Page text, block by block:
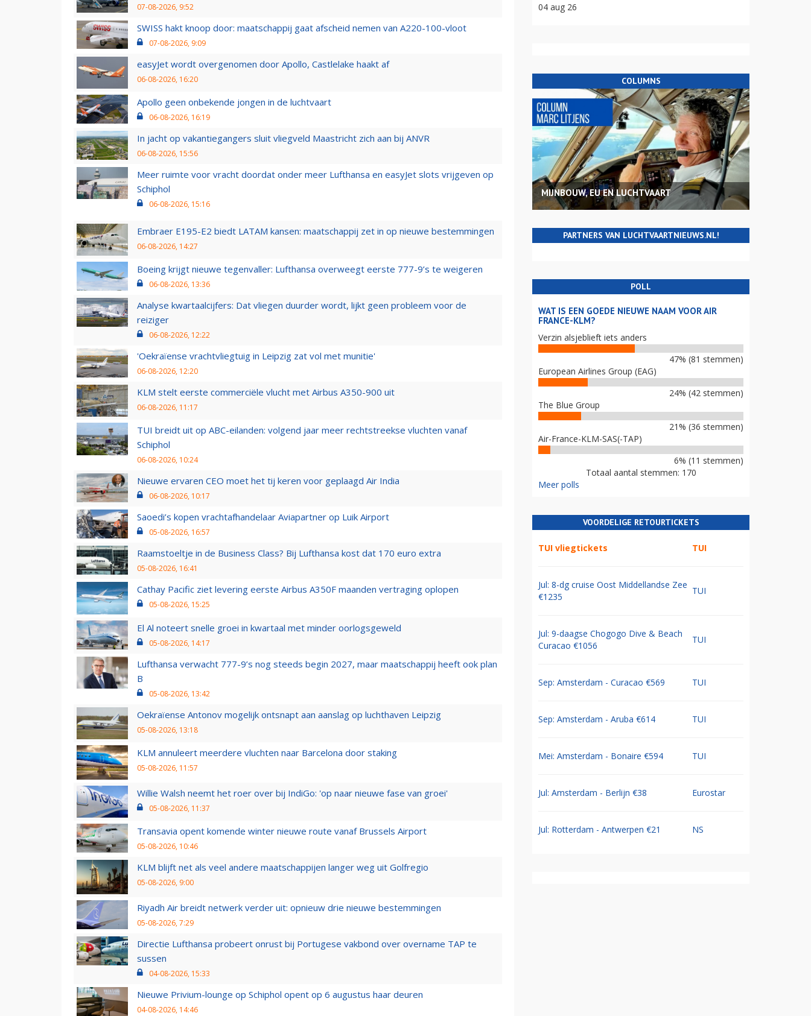
07-08-2026, 9:52
SWISS hakt knoop door: maatschappij gaat afscheid nemen van A220-100-vloot
07-08-2026, 9:09
easyJet wordt overgenomen door Apollo, Castlelake haakt af
06-08-2026, 16:20
Apollo geen onbekende jongen in de luchtvaart
06-08-2026, 16:19
In jacht op vakantiegangers sluit vliegveld Maastricht zich aan bij ANVR
06-08-2026, 15:56
Meer ruimte voor vracht doordat onder meer Lufthansa en easyJet slots vrijgeven op
Schiphol
06-08-2026, 15:16
Embraer E195-E2 biedt LATAM kansen: maatschappij zet in op nieuwe bestemmingen
06-08-2026, 14:27
Boeing krijgt nieuwe tegenvaller: Lufthansa overweegt eerste 777-9’s te weigeren
06-08-2026, 13:36
Analyse kwartaalcijfers: Dat vliegen duurder wordt, lijkt geen probleem voor de
reiziger
06-08-2026, 12:22
'Oekraïense vrachtvliegtuig in Leipzig zat vol met munitie'
06-08-2026, 12:20
KLM stelt eerste commerciële vlucht met Airbus A350-900 uit
06-08-2026, 11:17
TUI breidt uit op ABC-eilanden: volgend jaar meer rechtstreekse vluchten vanaf
Schiphol
06-08-2026, 10:24
Nieuwe ervaren CEO moet het tij keren voor geplaagd Air India
06-08-2026, 10:17
Saoedi’s kopen vrachtafhandelaar Aviapartner op Luik Airport
05-08-2026, 16:57
Raamstoeltje in de Business Class? Bij Lufthansa kost dat 170 euro extra
05-08-2026, 16:41
Cathay Pacific ziet levering eerste Airbus A350F maanden vertraging oplopen
05-08-2026, 15:25
El Al noteert snelle groei in kwartaal met minder oorlogsgeweld
05-08-2026, 14:17
Lufthansa verwacht 777-9’s nog steeds begin 2027, maar maatschappij heeft ook plan
B
05-08-2026, 13:42
Oekraïense Antonov mogelijk ontsnapt aan aanslag op luchthaven Leipzig
05-08-2026, 13:18
KLM annuleert meerdere vluchten naar Barcelona door staking
05-08-2026, 11:57
Willie Walsh neemt het roer over bij IndiGo: 'op naar nieuwe fase van groei'
05-08-2026, 11:37
Transavia opent komende winter nieuwe route vanaf Brussels Airport
05-08-2026, 10:46
KLM blijft net als veel andere maatschappijen langer weg uit Golfregio
05-08-2026, 9:00
Riyadh Air breidt netwerk verder uit: opnieuw drie nieuwe bestemmingen
05-08-2026, 7:29
Directie Lufthansa probeert onrust bij Portugese vakbond over overname TAP te
sussen
04-08-2026, 15:33
Nieuwe Privium-lounge op Schiphol opent op 6 augustus haar deuren
04-08-2026, 14:46
04 aug 26
COLUMNS
MIJNBOUW, EU EN LUCHTVAART
PARTNERS VAN LUCHTVAARTNIEUWS.NL!
POLL
WAT IS EEN GOEDE NIEUWE NAAM VOOR AIR
FRANCE-KLM?
Verzin alsjeblieft iets anders
47% (81 stemmen)
European Airlines Group (EAG)
24% (42 stemmen)
The Blue Group
21% (36 stemmen)
Air-France-KLM-SAS(-TAP)
6% (11 stemmen)
Totaal aantal stemmen: 170
Meer polls
VOORDELIGE RETOURTICKETS
TUI vliegtickets TUI
Jul: 8-dg cruise Oost Middellandse Zee
€1235
TUI
Jul: 9-daagse Chogogo Dive & Beach
Curacao €1056
TUI
Sep: Amsterdam - Curacao €569 TUI
Sep: Amsterdam - Aruba €614 TUI
Mei: Amsterdam - Bonaire €594 TUI
Jul: Amsterdam - Berlijn €38 Eurostar
Jul: Rotterdam - Antwerpen €21 NS